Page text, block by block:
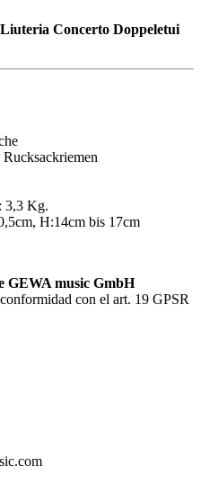
Concerto Doppeletui
3,3 Kg.
H:14cm bis 17cm
GEWA music GmbH
con el art. 19 GPSR